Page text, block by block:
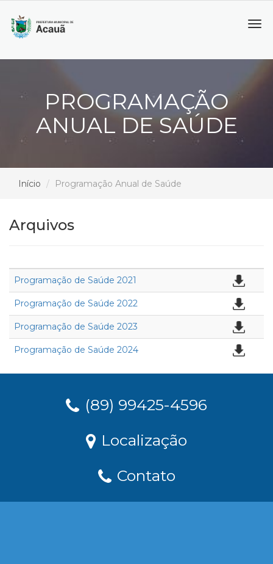
PROGRAMAÇÃO
ANUAL DE SAÚDE
Início Programação Anual de Saúde
Arquivos
Programação de Saúde 2021
Programação de Saúde 2022
Programação de Saúde 2023
Programação de Saúde 2024
(89) 99425-4596
Localização
Contato